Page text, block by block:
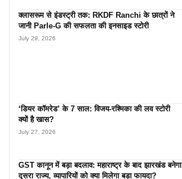
क्लासरूम से इंडस्ट्री तक: RKDF Ranchi के छात्रों ने
जानी Parle-G की सफलता की इनसाइड स्टोरी
July 29, 2026
‘डियर कॉमरेड’ के 7 साल: विजय-रश्मिका की लव स्टोरी
क्यों है खास?
July 27, 2026
GST कानून में बड़ा बदलाव: महाराष्ट्र के बाद झारखंड बनेगा
दूसरा राज्य, व्यापारियों को क्या मिलेगा बड़ा फायदा?